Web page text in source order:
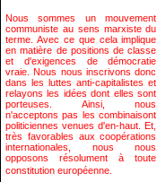
Nous sommes un mouvement
communiste au sens marxiste du
terme. Avec ce que cela implique
en matière de positions de classe
et d'exigences de démocratie
vraie. Nous nous inscrivons donc
dans les luttes anti-capitalistes et
relayons les idées dont elles sont
porteuses. Ainsi, nous
n'acceptons pas les combinaisont
politiciennes venues d'en-haut. Et,
très favorables aux coopérations
internationales, nous nous
opposons résolument à toute
constitution européenne.